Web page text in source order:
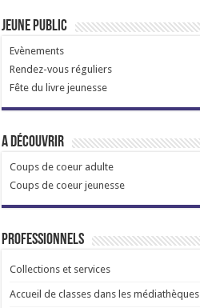
Jeune public
Evènements
Rendez-vous réguliers
Fête du livre jeunesse
A découvrir
Coups de coeur adulte
Coups de coeur jeunesse
Professionnels
Collections et services
Accueil de classes dans les médiathèques